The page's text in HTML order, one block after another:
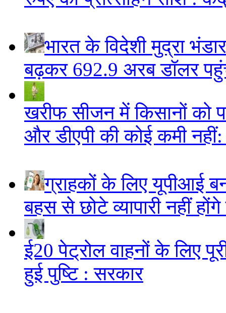
भारत के विदेशी मुद्रा
बढ़कर 692.9 अरब डॉलर
खरीफ सीजन में किसानों को
और डीएपी की कोई कमी
ग्राहकों के लिए यूपीआई
बहस से छोटे व्यापारी नहीं
ई20 पेट्रोल वाहनों के लिए
हुई पुष्टि : सरकार